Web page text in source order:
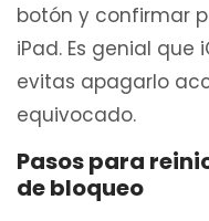
botón y confirmar
iPad. Es genial
evitas apagarlo
equivocado.
Pasos para
de bloqueo